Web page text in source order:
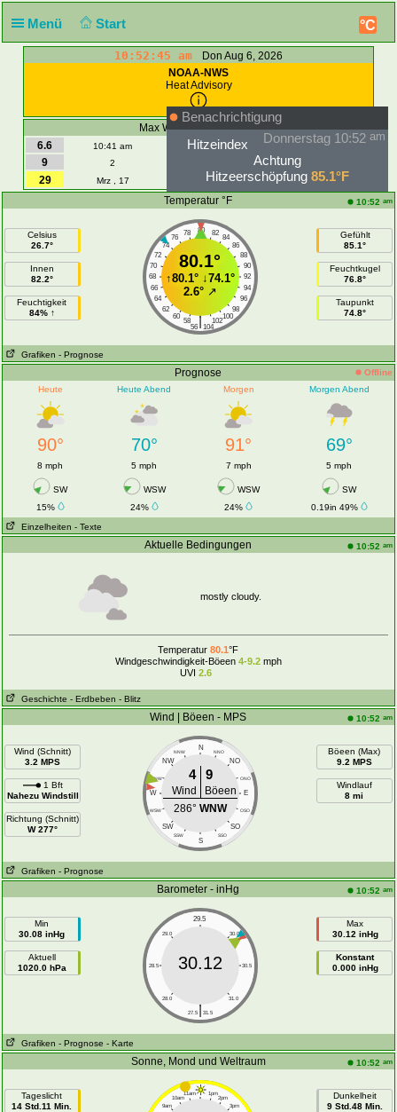
Menü Start °C
10:52:45 am
Don Aug 6, 2026
NOAA-NWS
Heat Advisory
Max Wind | Böeen - MPS
6.6
10:41 am Heute 10:41 am
9.2
9
2 3
29
Mrz , 17 2026 Mrz , 17
43
Temperatur °F
10:52 am
Celsius
26.7°
Innen
82.2°
Feuchtigkeit
84% ↑
80
78 82
76
84
74
86
72
88
70
90
68
92
66
94
64
96
62
98
60
100
58 102
|
56 104
80.1°
↑80.1°↓74.1°
2.6°↗
Gefühlt
85.1°
Feuchtkugel
76.8°
Taupunkt
74.8°
Grafiken - Prognose
Prognose
Offline
Heute
Heute Abend Morgen Morgen Abend
90° 70° 91° 69°
8 mph 5 mph 7 mph 5 mph
SW WSW WSW
SW
15%
24% 24%
0.19in 49%
Einzelheiten - Texte
Aktuelle Bedingungen 10:52 am
mostly cloudy.
Temperatur80.1°F
Windgeschwindigkeit-Böeen 4-9.2mph
UVI 2.6
Geschichte - Erdbeben - Blitz
Wind | Böeen - MPS 10:52 am
Wind (Schnitt)
3.2 MPS
1 Bft
Nahezu Windstill
Richtung (Schnitt)
W 277°
N
NNW NNO
NW NO
WNW ONO
W E
WSW OSO
SW SO
SSW SSO
S
4 9
Wind
Böeen
286° WNW
Böeen (Max)
9.2 MPS
Windlauf
8 mi
Grafiken - Prognose
Barometer - inHg 10:52 am
Min
30.08 inHg
Aktuell
1020.0 hPa
29.5
29.0 30.0
28.5 30.5
28.0 31.0
|
27.5 31.5
30.12
Max
30.12 inHg
Konstant
0.000 inHg
Grafiken - Prognose - Karte
Sonne, Mond und Weltraum 10:52 am
Tageslicht
14 Std.11 Min.
11am 1pm
10am 2pm
9am 3pm
Dunkelheit
9 Std.48 Min.
Benachrichtigung
Donnerstag 10:52 am
Hitzeindex
Achtung
Hitzeerschöpfung 85.1°F